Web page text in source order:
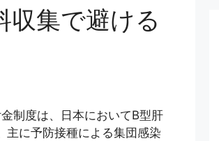
収集で避ける
制度は、日本においてB型肝
主に予防接種による集団感染